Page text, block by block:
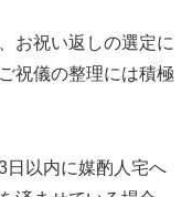
お祝い返しの選定に
祝儀の整理には積極
日以内に媒酌人宅へ